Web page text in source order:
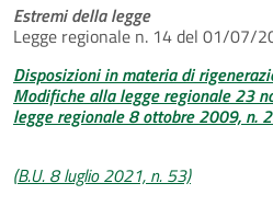
Estremi della legge
Legge regionale n. 14 del 01/07/
Disposizioni in materia di
Modifiche alla legge regionale 23
legge regionale 8 ottobre 2009, n.
(B.U. 8 luglio 2021, n. 53)